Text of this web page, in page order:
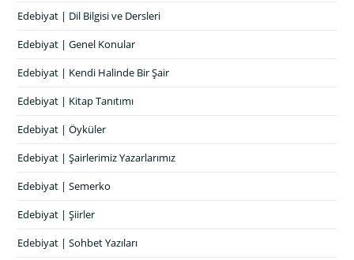
Edebiyat | Dil Bilgisi ve Dersleri
Edebiyat | Genel Konular
Edebiyat | Kendi Halinde Bir Şair
Edebiyat | Kitap Tanıtımı
Edebiyat | Öyküler
Edebiyat | Şairlerimiz Yazarlarımız
Edebiyat | Semerko
Edebiyat | Şiirler
Edebiyat | Sohbet Yazıları